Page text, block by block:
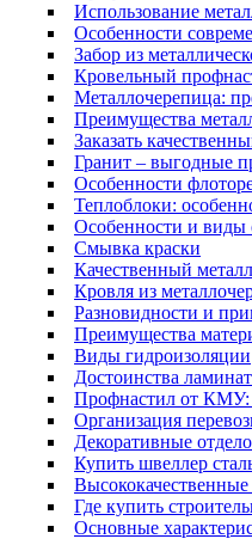
Использование
Особенности
Забор из
Кровельный
Металлочерепица:
Преимущества
Заказать
Гранит – выгодные
Особенности
Теплоблоки:
Особенности и виды
Смывка краски
Качественный
Кровля из
Разновидности и
Преимущества
Виды гидроизоляции
Достоинства
Профнастил от КМУ:
Организация
Декоративные
Купить швеллер
Где купить
Основные